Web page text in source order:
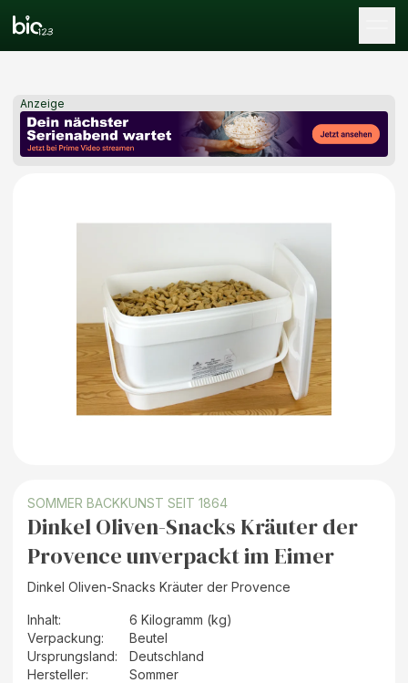
Anzeige
SOMMER BACKKUNST SEIT 1864
Dinkel Oliven-Snacks Kräuter der
Provence unverpackt im Eimer
Dinkel Oliven-Snacks Kräuter der Provence
Inhalt:
6 Kilogramm (kg)
Verpackung:
Beutel
Ursprungsland:
Deutschland
Hersteller: Sommer